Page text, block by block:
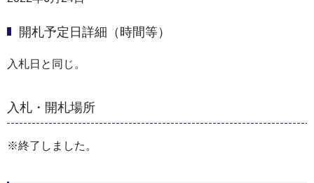
開札予定日詳細（時間等）
入札日と同じ。
入札・開札場所
※終了しました。